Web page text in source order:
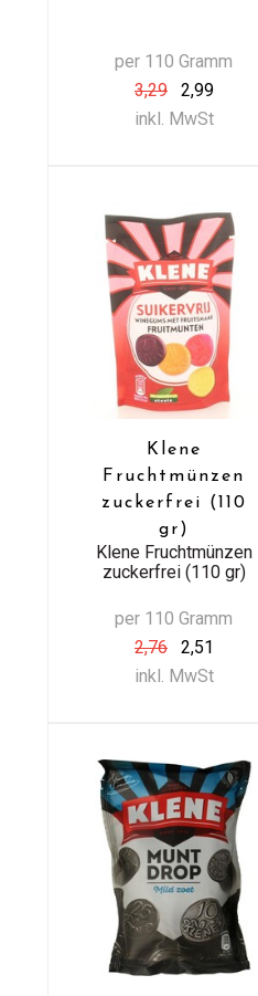
per 110 Gramm
3,29
2,99
inkl. MwSt
Klene
Fruchtmünzen
zuckerfrei (110
gr)
Klene Fruchtmünzen
zuckerfrei (110 gr)
per 110 Gramm
2,76
2,51
inkl. MwSt